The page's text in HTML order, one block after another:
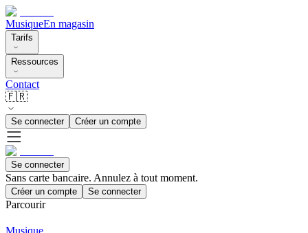
MusiqueEn magasin
Tarifs
Ressources
Contact
🇫🇷
Se connecter Créer un compte
Se connecter
Sans carte bancaire. Annulez à tout moment.
Créer un compte Se connecter
Parcourir
Musique